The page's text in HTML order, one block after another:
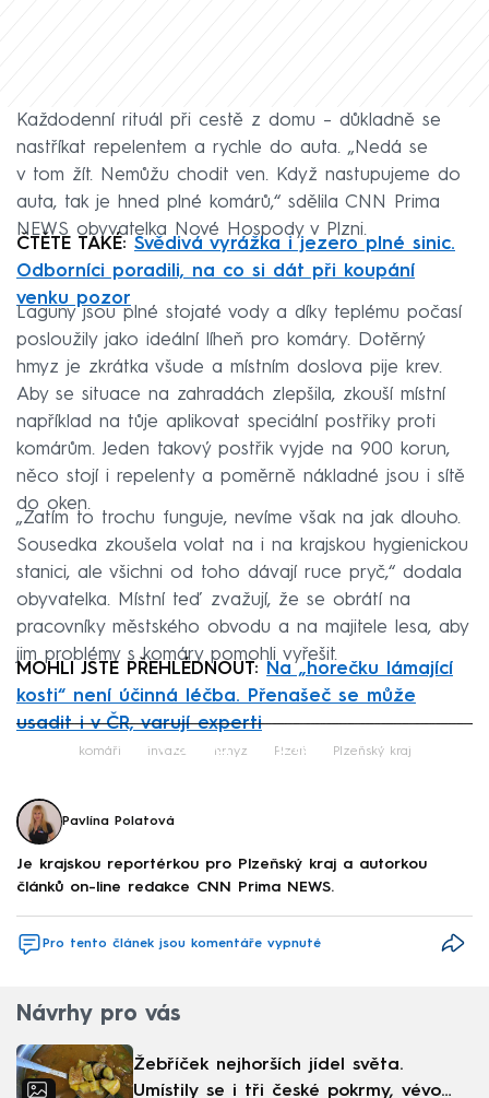
Každodenní rituál při cestě z domu – důkladně se
nastříkat repelentem a rychle do auta. „Nedá se
v tom žít. Nemůžu chodit ven. Když nastupujeme do
auta, tak je hned plné komárů,“ sdělila CNN Prima
NEWS obyvatelka Nové Hospody v Plzni.
ČTĚTE TAKÉ: Svědivá vyrážka i jezero plné sinic.
Odborníci poradili, na co si dát při koupání
venku pozor
Laguny jsou plné stojaté vody a díky teplému počasí
posloužily jako ideální líheň pro komáry. Dotěrný
hmyz je zkrátka všude a místním doslova pije krev.
Aby se situace na zahradách zlepšila, zkouší místní
například na tůje aplikovat speciální postřiky proti
komárům. Jeden takový postřik vyjde na 900 korun,
něco stojí i repelenty a poměrně nákladné jsou i sítě
do oken.
„Zatím to trochu funguje, nevíme však na jak dlouho.
Sousedka zkoušela volat na i na krajskou hygienickou
stanici, ale všichni od toho dávají ruce pryč,“ dodala
obyvatelka. Místní teď zvažují, že se obrátí na
pracovníky městského obvodu a na majitele lesa, aby
jim problémy s komáry pomohli vyřešit.
MOHLI JSTE PŘEHLÉDNOUT:
Na „horečku lámající
kosti“ není účinná léčba. Přenašeč se může
usadit i v ČR, varují experti
Failed to fetch
komáři invaze hmyz Plzeň Plzeňský kraj
Pavlína Polatová
Je krajskou reportérkou pro Plzeňský kraj a autorkou
článků on-line redakce CNN Prima NEWS.
Pro tento článek jsou komentáře vypnuté
Návrhy pro vás
Žebříček nejhorších jídel světa.
Umístily se i tři české pokrmy, vévodí